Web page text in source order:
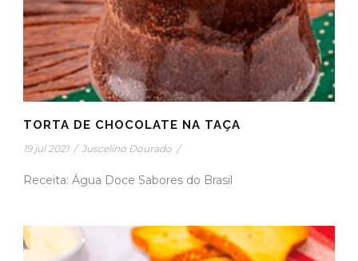
TORTA DE CHOCOLATE NA TAÇA
19 jul 2021 / Juscelino Dourado /
Receita: Água Doce Sabores do Brasil